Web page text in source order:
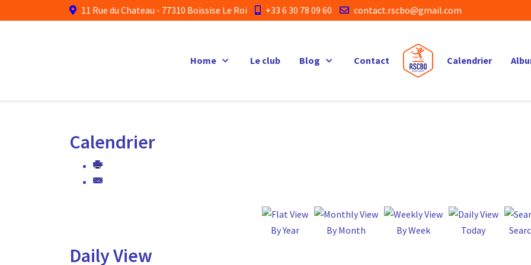
11 Rue du Chateau - 77310 Boissise Le Roi +33 6 30 78 09 60 contact.rscbo@gmail.com
Home Le club Blog Contact Calendrier
Calendrier
By Year By Month By Week Today
Daily View